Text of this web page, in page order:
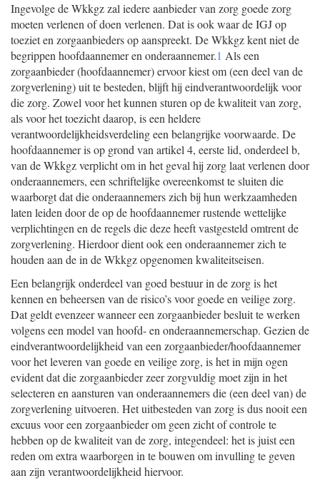
Ingevolge de Wkkgz zal iedere aanbieder van zorg goede zorg
moeten verlenen of doen verlenen. Dat is ook waar de IGJ op
toeziet en zorgaanbieders op aanspreekt. De Wkkgz kent niet de
begrippen hoofdaannemer en onderaannemer.1 Als een
zorgaanbieder (hoofdaannemer) ervoor kiest om (een deel van de
zorgverlening) uit te besteden, blijft hij eindverantwoordelijk voor
die zorg. Zowel voor het kunnen sturen op de kwaliteit van zorg,
als voor het toezicht daarop, is een heldere
verantwoordelijkheidsverdeling een belangrijke voorwaarde. De
hoofdaannemer is op grond van artikel 4, eerste lid, onderdeel b,
van de Wkkgz verplicht om in het geval hij zorg laat verlenen door
onderaannemers, een schriftelijke overeenkomst te sluiten die
waarborgt dat die onderaannemers zich bij hun werkzaamheden
laten leiden door de op de hoofdaannemer rustende wettelijke
verplichtingen en de regels die deze heeft vastgesteld omtrent de
zorgverlening. Hierdoor dient ook een onderaannemer zich te
houden aan de in de Wkkgz opgenomen kwaliteitseisen.
Een belangrijk onderdeel van goed bestuur in de zorg is het
kennen en beheersen van de risico’s voor goede en veilige zorg.
Dat geldt evenzeer wanneer een zorgaanbieder besluit te werken
volgens een model van hoofd- en onderaannemerschap. Gezien de
eindverantwoordelijkheid van een zorgaanbieder/hoofdaannemer
voor het leveren van goede en veilige zorg, is het in mijn ogen
evident dat die zorgaanbieder zeer zorgvuldig moet zijn in het
selecteren en aansturen van onderaannemers die (een deel van) de
zorgverlening uitvoeren. Het uitbesteden van zorg is dus nooit een
excuus voor een zorgaanbieder om geen zicht of controle te
hebben op de kwaliteit van de zorg, integendeel: het is juist een
reden om extra waarborgen in te bouwen om invulling te geven
aan zijn verantwoordelijkheid hiervoor.